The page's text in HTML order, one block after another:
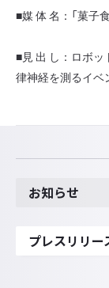
■媒 体 名：「菓
■見 出 し：ロボ
律神経を測るイベ
お知らせ
プレスリリー